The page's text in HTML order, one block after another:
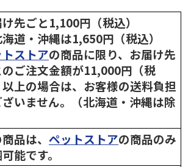
先ごと1,100円（税込）
道・沖縄は1,650円（税込）
ストアの商品に限り、お届け先
のご注文金額が11,000円（税
上の場合は、お客様の送料負担
いません。（北海道・沖縄は除
品は、 ペットストアの商品のみ
能です。